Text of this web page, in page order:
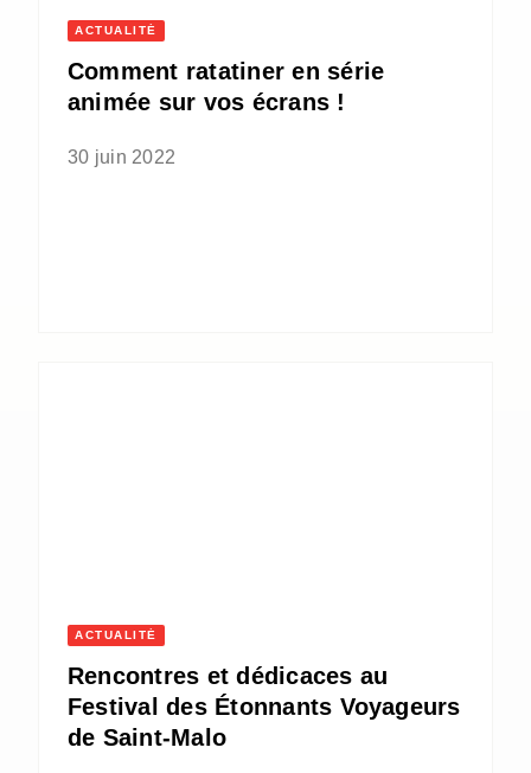
ACTUALITÉ
Comment ratatiner en série
animée sur vos écrans !
30 juin 2022
ACTUALITÉ
Rencontres et dédicaces au
Festival des Étonnants Voyageurs
de Saint-Malo